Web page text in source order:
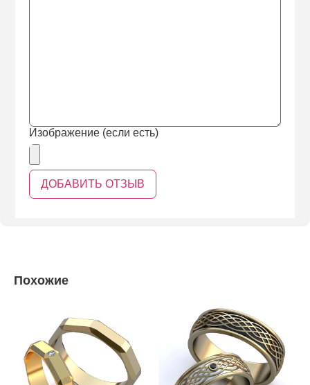
Изображение (если есть)
Похожие